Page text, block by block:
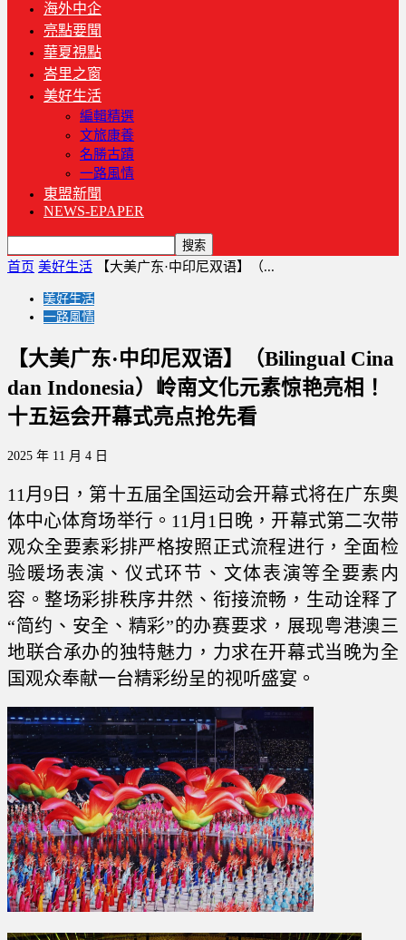
海外中企
亮點要聞
華夏視點
峇里之窗
美好生活
編輯精選
文旅康養
名勝古蹟
一路風情
東盟新聞
NEWS-EPAPER
首页 美好生活 【大美广东·中印尼双语】（...
美好生活
一路風情
【大美广东·中印尼双语】（Bilingual Cina
dan Indonesia）岭南文化元素惊艳亮相！
十五运会开幕式亮点抢先看
2025 年 11 月 4 日
11月9日，第十五届全国运动会开幕式将在广东奥
体中心体育场举行。11月1日晚，开幕式第二次带
观众全要素彩排严格按照正式流程进行，全面检
验暖场表演、仪式环节、文体表演等全要素内
容。整场彩排秩序井然、衔接流畅，生动诠释了
“简约、安全、精彩”的办赛要求，展现粤港澳三
地联合承办的独特魅力，力求在开幕式当晚为全
国观众奉献一台精彩纷呈的视听盛宴。